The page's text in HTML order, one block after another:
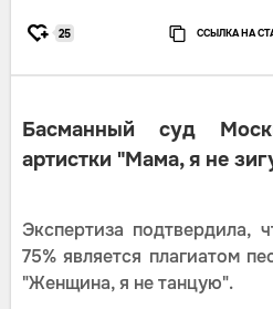
25 ССЫЛКА НА
Басманный суд
артистки "Мама, я не
Экспертиза подтвердила,
75% является плагиатом
"Женщина, я не танцую".